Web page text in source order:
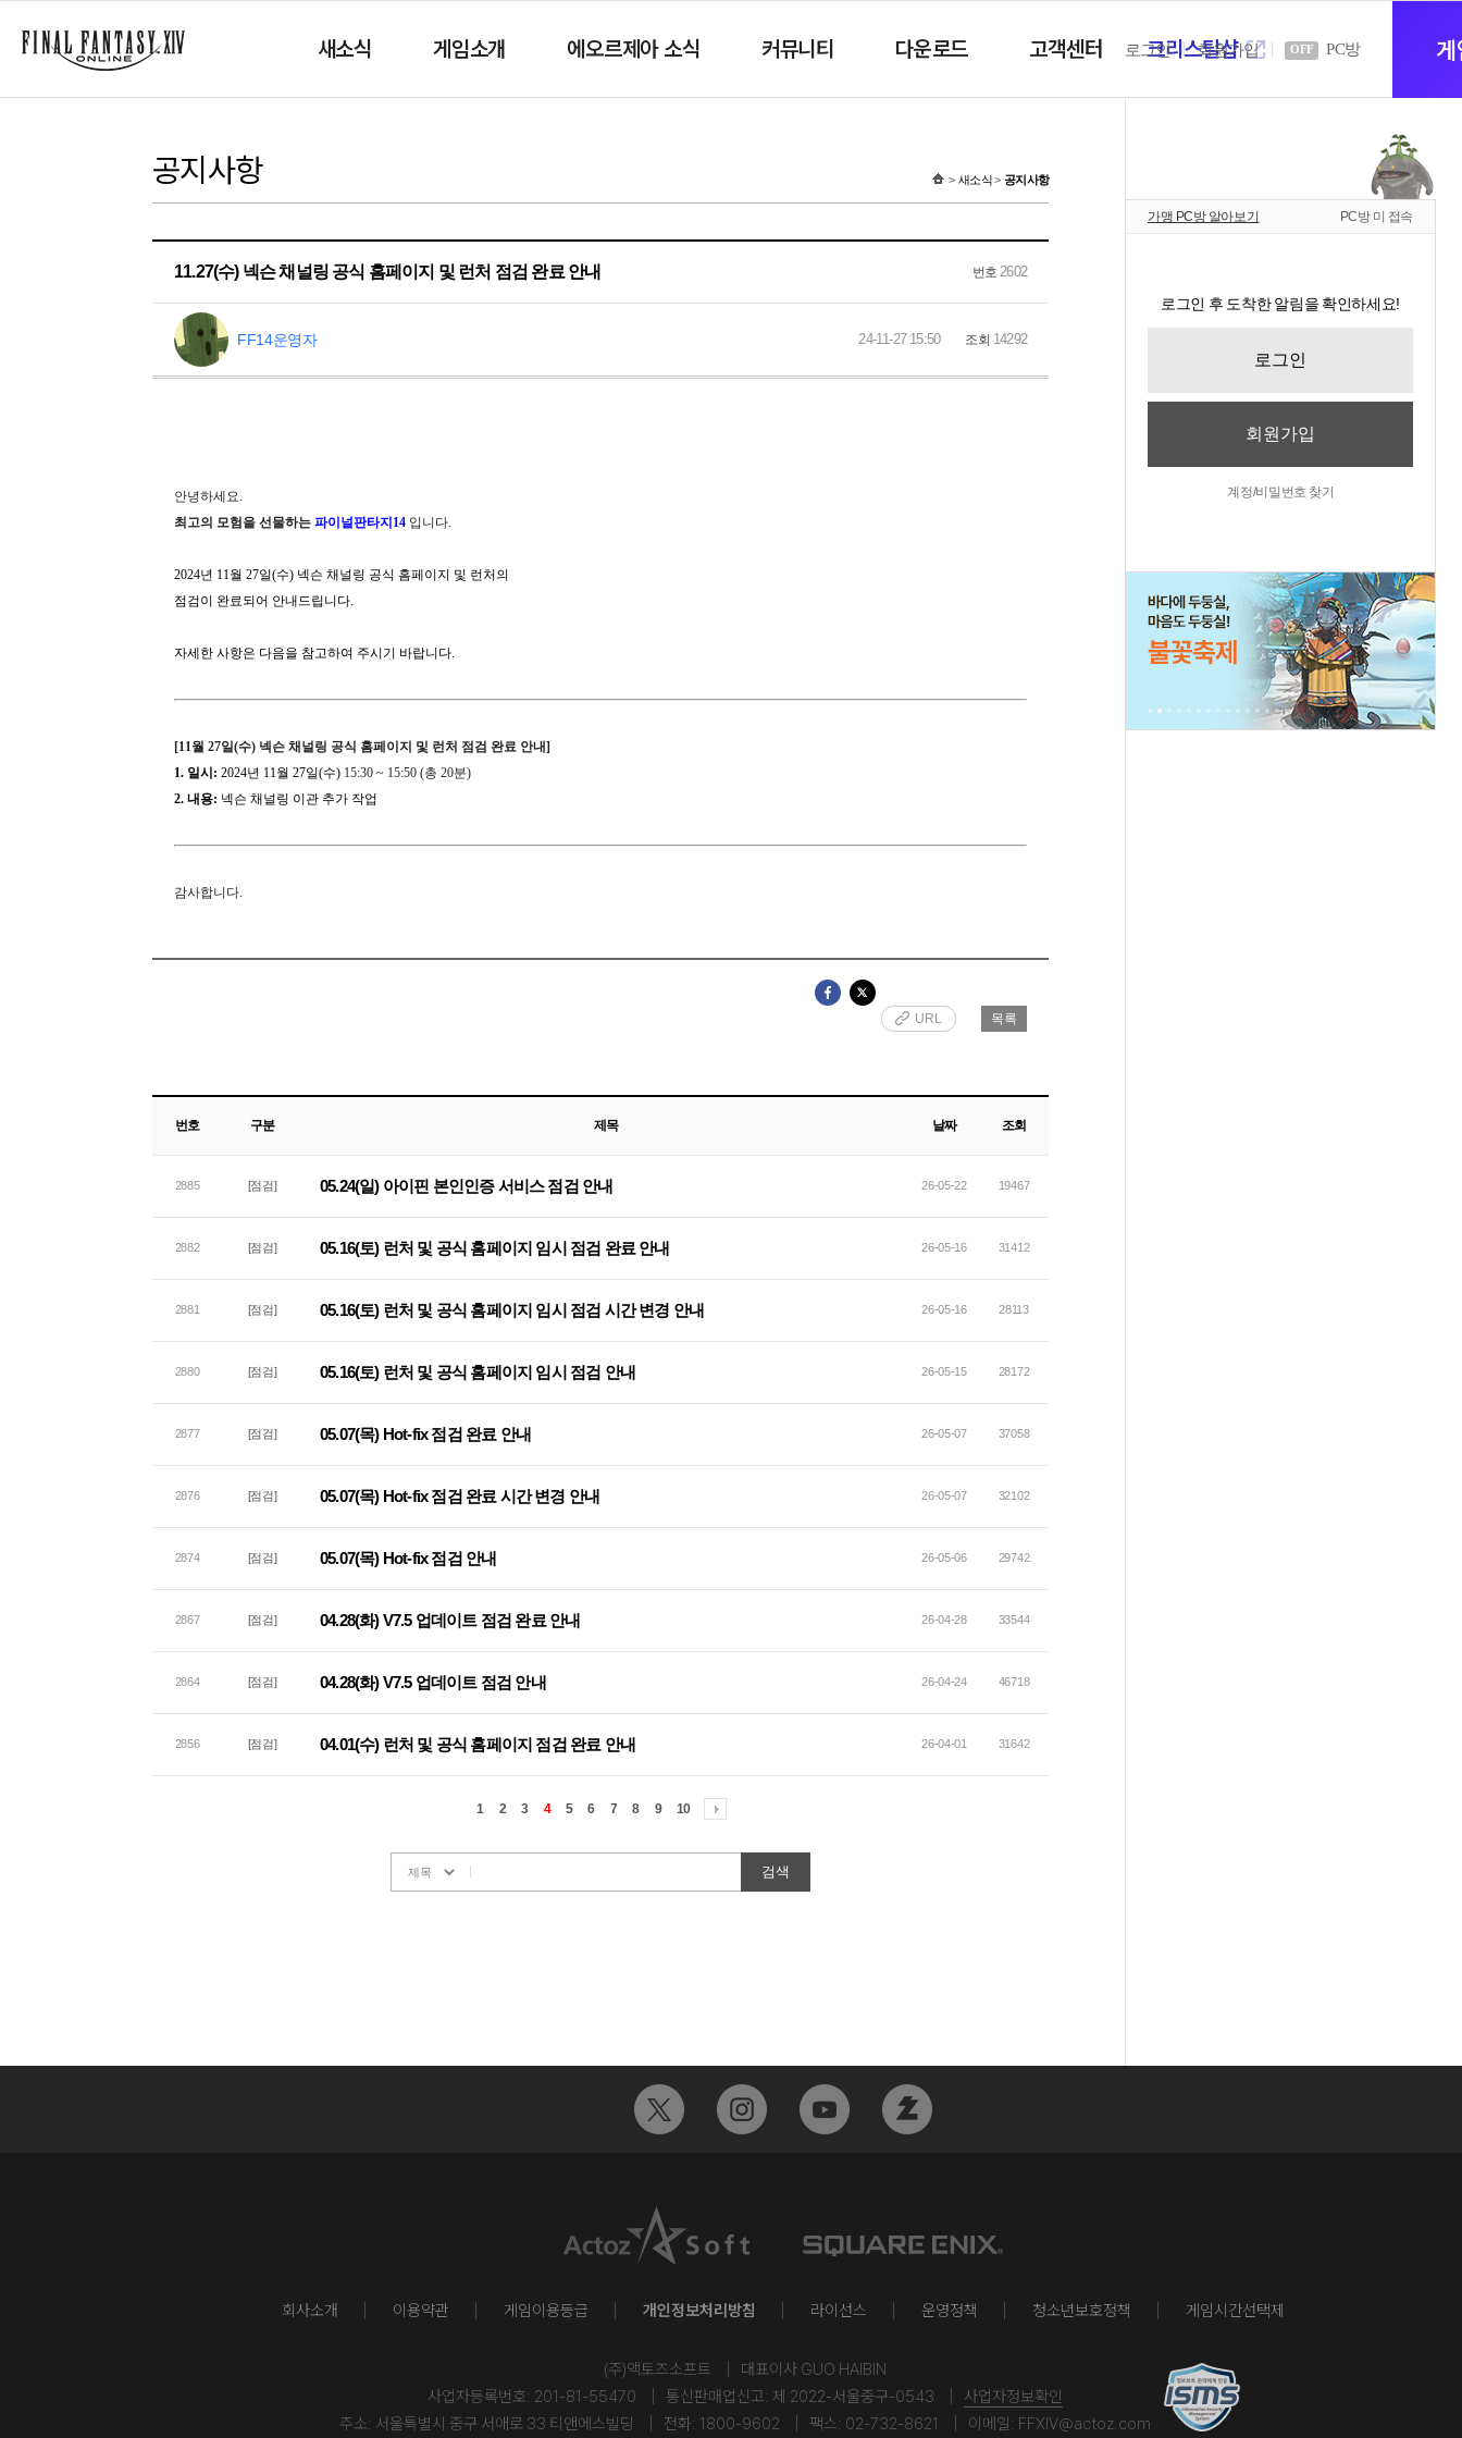
새소식 게임소개 에오르제아 소식 커뮤니티 다운로드 고객센터 크리스탈샵새
로그인 회원가입 OFF PC방
공지사항 새소식 공지사항
11.27(수) 넥슨 채널링 공식 홈페이지 및 런처 점검 완료 안내 번호 2602
FF14운영자 24-11-27 15:50 조회 14292
안녕하세요.
최고의 모험을 선물하는 파이널판타지14 입니다.
2024년 11월 27일(수) 넥슨 채널링 공식 홈페이지 및 런처의
점검이 완료되어 안내드립니다.
자세한 사항은 다음을 참고하여 주시기 바랍니다.
[11월 27일(수) 넥슨 채널링 공식 홈페이지 및 런처 점검 완료 안내]
1. 일시: 2024년 11월 27일(수) 15:30 ~ 15:50 (총 20분)
2. 내용: 넥슨 채널링 이관 추가 작업
감사합니다.
URL
번호 구분 제목 날짜 조회
2885 [점검] 05.24(일) 아이핀 본인인증 서비스 점검 안내 26-05-22 19467
2882 [점검] 05.16(토) 런처 및 공식 홈페이지 임시 점검 완료 안내 26-05-16 31412
2881 [점검] 05.16(토) 런처 및 공식 홈페이지 임시 점검 시간 변경 안내 26-05-16 28113
2880 [점검] 05.16(토) 런처 및 공식 홈페이지 임시 점검 안내 26-05-15 28172
2877 [점검] 05.07(목) Hot-fix 점검 완료 안내 26-05-07 37058
2876 [점검] 05.07(목) Hot-fix 점검 완료 시간 변경 안내 26-05-07 32102
2874 [점검] 05.07(목) Hot-fix 점검 안내 26-05-06 29742
2867 [점검] 04.28(화) V7.5 업데이트 점검 완료 안내 26-04-28 33544
2864 [점검] 04.28(화) V7.5 업데이트 점검 안내 26-04-24 46718
2856 [점검] 04.01(수) 런처 및 공식 홈페이지 점검 완료 안내 26-04-01 31642
1 2 3 4 5 6 7 8 9 10
가맹 PC방 알아보기 PC방 미 접속
로그인 후 도착한 알림을 확인하세요!
로그인
회원가입
계정/비밀번호 찾기
회사소개 이용약관 게임이용등급 개인정보처리방침 라이선스 운영정책 청소년보호정책 게임시간선택제
(주)액토즈소프트
대표이사 GUO HAIBIN
사업자등록번호: 201-81-55470
통신판매업신고: 제 2022-서울중구-0543
사업자정보확인
주소: 서울특별시 중구 서애로 33 티앤에스빌딩
전화: 1800-9602 팩스: 02-732-8621 이메일: FFXIV@actoz.com